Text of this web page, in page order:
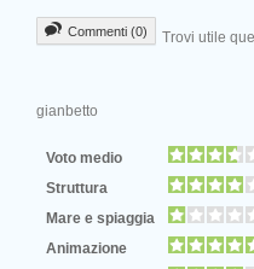
Commenti (0) Trovi utile
gianbetto
Voto medio
Struttura
Mare e spiaggia
Animazione